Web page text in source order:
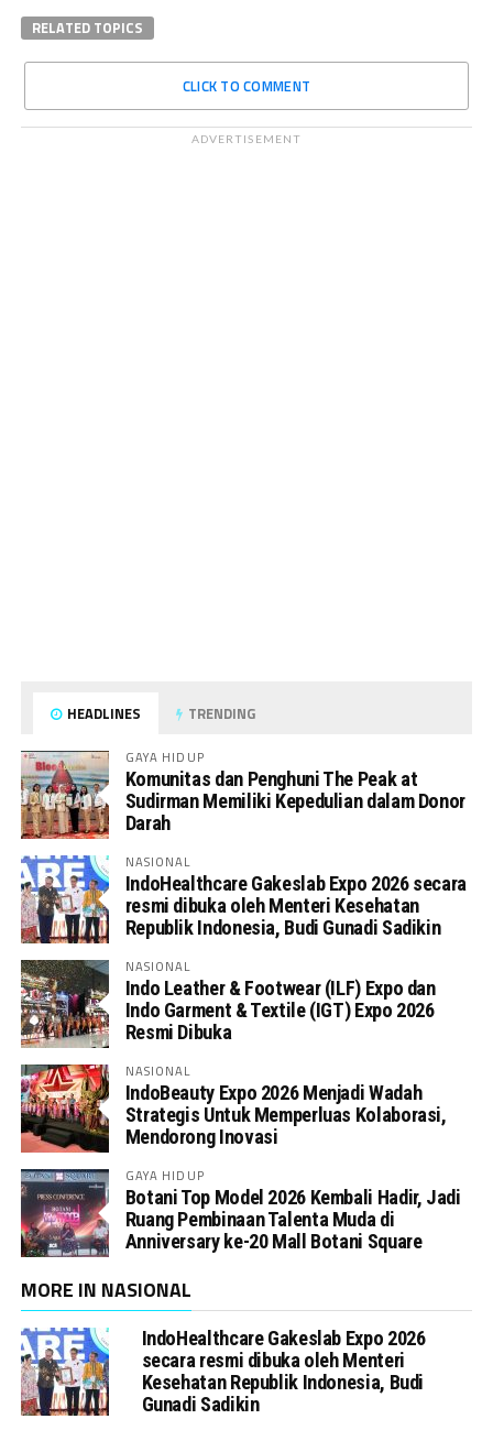
RELATED TOPICS
CLICK TO COMMENT
ADVERTISEMENT
HEADLINES TRENDING
GAYA HIDUP
Komunitas dan Penghuni The Peak at
Sudirman Memiliki Kepedulian dalam Donor
Darah
NASIONAL
IndoHealthcare Gakeslab Expo 2026 secara
resmi dibuka oleh Menteri Kesehatan
Republik Indonesia, Budi Gunadi Sadikin
NASIONAL
Indo Leather & Footwear (ILF) Expo dan
Indo Garment & Textile (IGT) Expo 2026
Resmi Dibuka
NASIONAL
IndoBeauty Expo 2026 Menjadi Wadah
Strategis Untuk Memperluas Kolaborasi,
Mendorong Inovasi
GAYA HIDUP
Botani Top Model 2026 Kembali Hadir, Jadi
Ruang Pembinaan Talenta Muda di
Anniversary ke-20 Mall Botani Square
MORE IN NASIONAL
IndoHealthcare Gakeslab Expo 2026
secara resmi dibuka oleh Menteri
Kesehatan Republik Indonesia, Budi
Gunadi Sadikin